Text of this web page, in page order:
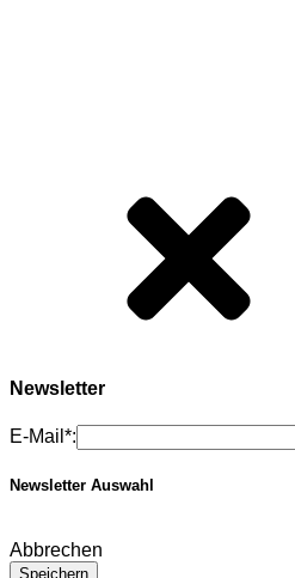
Newsletter
E-Mail*:
Newsletter Auswahl
Abbrechen
Speichern